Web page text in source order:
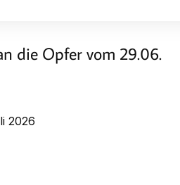
die Opfer vom 29.06.
2026